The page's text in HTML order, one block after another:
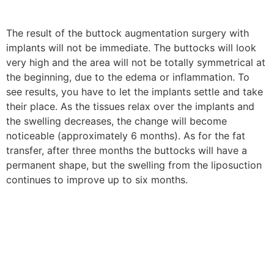
The result of the buttock augmentation surgery with
implants will not be immediate. The buttocks will look
very high and the area will not be totally symmetrical at
the beginning, due to the edema or inflammation. To
see results, you have to let the implants settle and take
their place. As the tissues relax over the implants and
the swelling decreases, the change will become
noticeable (approximately 6 months). As for the fat
transfer, after three months the buttocks will have a
permanent shape, but the swelling from the liposuction
continues to improve up to six months.